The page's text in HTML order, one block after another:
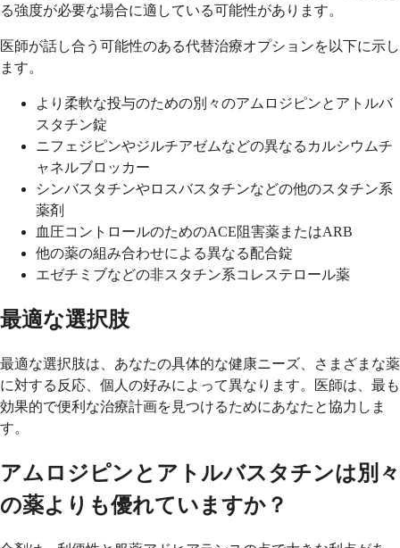
る強度が必要な場合に適している可能性があります。
医師が話し合う可能性のある代替治療オプションを以下に示し
ます。
より柔軟な投与のための別々のアムロジピンとアトルバ
スタチン錠
ニフェジピンやジルチアゼムなどの異なるカルシウムチ
ャネルブロッカー
シンバスタチンやロスバスタチンなどの他のスタチン系
薬剤
血圧コントロールのためのACE阻害薬またはARB
他の薬の組み合わせによる異なる配合錠
エゼチミブなどの非スタチン系コレステロール薬
最適な選択肢
最適な選択肢は、あなたの具体的な健康ニーズ、さまざまな薬
に対する反応、個人の好みによって異なります。医師は、最も
効果的で便利な治療計画を見つけるためにあなたと協力しま
す。
アムロジピンとアトルバスタチンは別々
の薬よりも優れていますか？